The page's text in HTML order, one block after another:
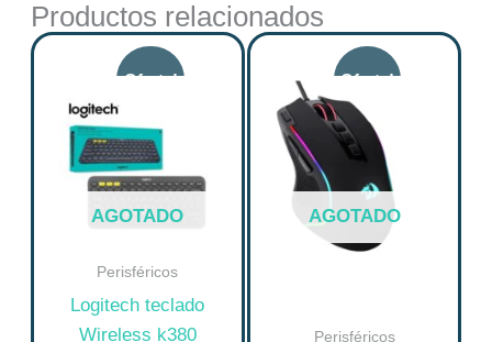
Productos relacionados
AGOTADO
Perisféricos
Logitech teclado
Wireless k380
Price
range:
$ 149.900
$ 153.126
Este
producto
múltiples
variantes.
Las
opciones
elegir
AGOTADO
Perisféricos
Original
price
was:
$ 120.619.